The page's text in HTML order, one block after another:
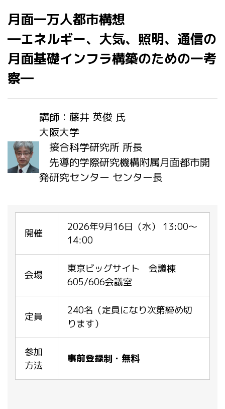
月面一万人都市構想
―エネルギー、大気、照明、通信の
月面基礎インフラ構築のための一考
察―
講師：藤井 英俊 氏
大阪大学
接合科学研究所 所長
先導的学際研究機構附属月面都市開
発研究センター センター長
開催
2026年9月16日（水） 13:00～
14:00
会場
東京ビッグサイト 会議棟
605/606会議室
定員
240名（定員になり次第締め切
ります）
参加
方法
事前登録制・無料